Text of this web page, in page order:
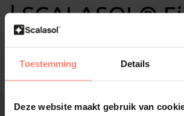
Toestemming Details
Deze website maakt gebruik van
| SCALASOL®
isolant EC750
À propos de Scalasol®